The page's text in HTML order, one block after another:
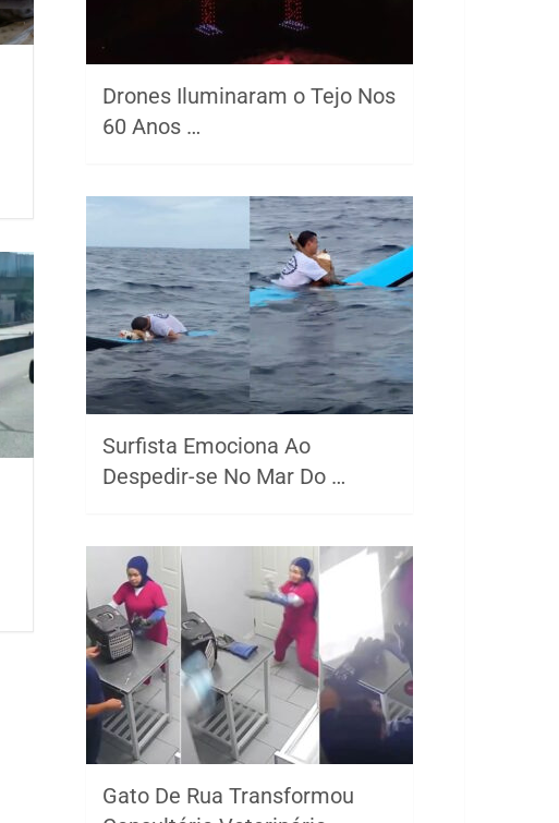
Drones Iluminaram o Tejo Nos
60 Anos …
Surfista Emociona Ao
Despedir-se No Mar Do …
Gato De Rua Transformou